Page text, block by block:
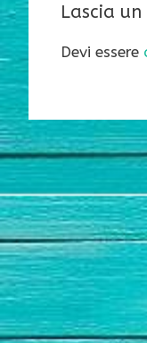
Lascia
Devi essere